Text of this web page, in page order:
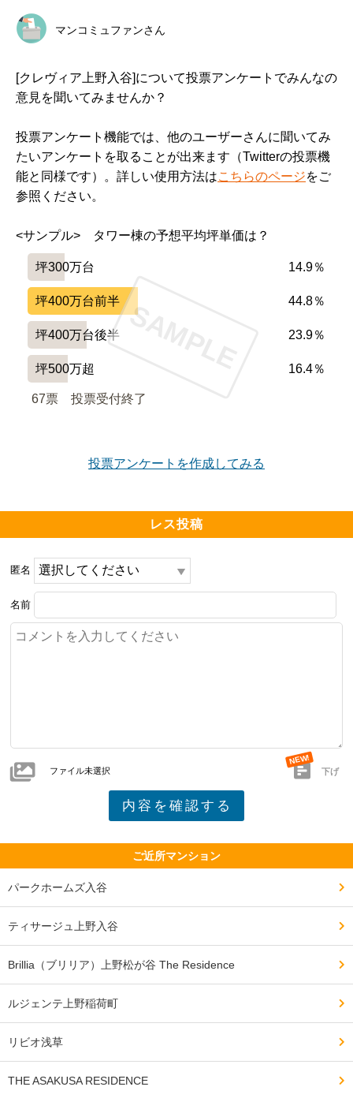
4、奥行きあるアプローチ、二層吹抜のエントランス、
ど、生活満足度の向上につながるマンションデザイン
◆主な間取り、予定価格
（24年7月初旬の情報）
Bタイプ　48.65㎡
5階、7,690万円（坪単価522万円)
10階、8,190万円（坪単価556万円)
Dタイプ　53.19㎡
4階、7,990万円（坪単価496万円)
10階、8,690万円（坪単価540万円)
Eタイプ　71.37㎡
5階、10,290万円（坪単価477万円)
平均坪単価は約510万円でした。
◆クレヴィア上野入谷　デメリット
住環境では車通りが比較的多い道路沿いの喧噪、マンシ
ョンの企画では共用部の寂しさが気になりました。外
観、共用部のデザイン性は素晴らしいのですが、エント
ランスホールに家具を置くとか、機能的な空間が少しで
も欲しかったです。
（9.1％）、同じく23年では、住宅地が1位でした
（4.8％）。
（出典：国土交通省HP）
で、市区別の人口増加率は台東区が全国トップでした。
今後も、東京都心部に隣接した台東区エリアには人が集
まり、不動産相場は堅調に推移すると想定されます。都
心部の状況や周辺の相場を考えた時に、近隣で探してい
る方で予算が届く方なら、早めに検討したい新築です。
マンコミュファンさん
[クレヴィア上野入谷]について投票アンケートでみんなの
意見を聞いてみませんか？
投票アンケート機能では、他のユーザーさんに聞いてみ
たいアンケートを取ることが出来ます（Twitterの投票機
能と同様です）。詳しい使用方法はこちらのページをご
参照ください。
<サンプル>　タワー棟の予想平均坪単価は？
坪300万台 14.9％
坪400万台前半 44.8％
坪400万台後半 23.9％
坪500万超 16.4％
67票 投票受付終了
SAMPLE
投票アンケートを作成してみる
レス投稿
匿名
名前
ファイル未選択 下げ
ご近所マンション
パークホームズ入谷
ティサージュ上野入谷
Brillia（ブリリア）上野松が谷 The Residence
ルジェンテ上野稲荷町
リビオ浅草
THE ASAKUSA RESIDENCE